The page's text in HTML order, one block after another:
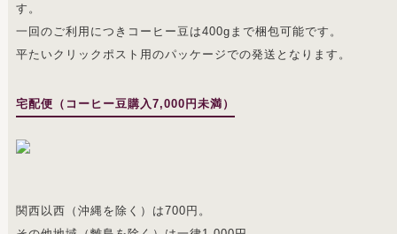
す。
一回のご利用につきコーヒー豆は400gまで梱包可能です。
平たいクリックポスト用のパッケージでの発送となります。
宅配便（コーヒー豆購入7,000円未満）
関西以西（沖縄を除く）は700円。